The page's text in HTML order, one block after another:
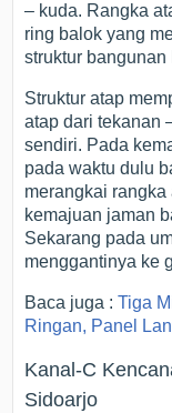
– kuda. Rangka
ring balok yang
struktur
Struktur atap
atap dari tekanan
sendiri. Pada
pada waktu dulu
merangkai
kemajuan jaman
Sekarang pada
menggantinya ke
Baca juga :Tiga
Ringan, Panel
Kanal-C
Sidoarjo